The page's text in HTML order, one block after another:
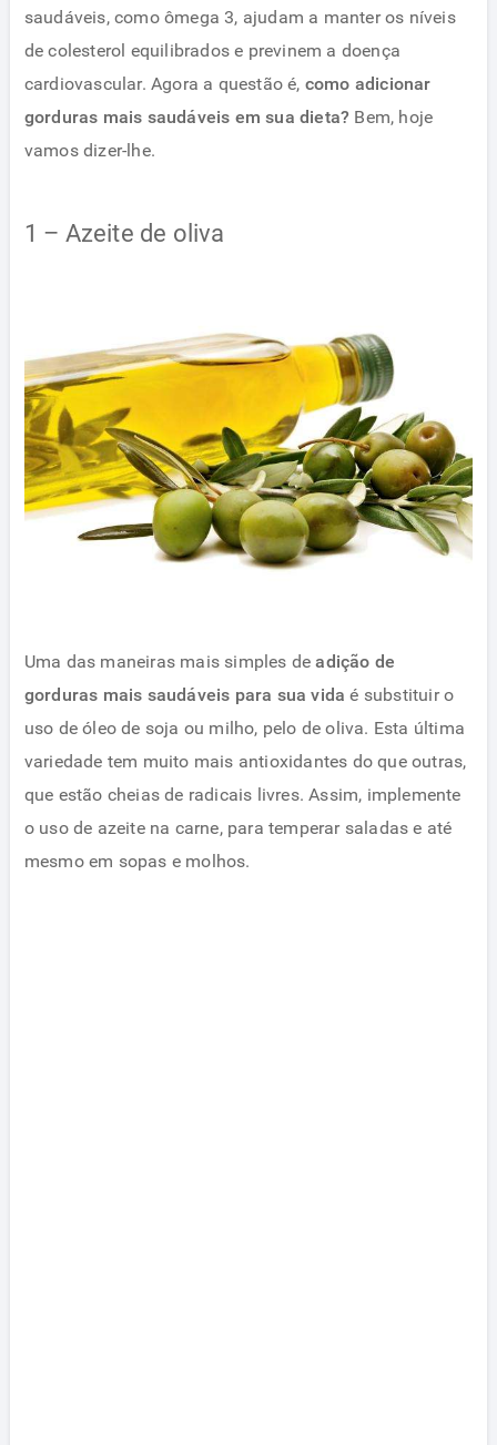
saudáveis, como ômega 3, ajudam a manter os níveis
de colesterol equilibrados e previnem a doença
cardiovascular. Agora a questão é, como adicionar
gorduras mais saudáveis em sua dieta? Bem, hoje
vamos dizer-lhe.
1 – Azeite de oliva
Uma das maneiras mais simples deadição de
gorduras mais saudáveis ​​para sua vida é substituir o
uso de óleo de soja ou milho, pelo de oliva. Esta última
variedade tem muito mais antioxidantes do que outras,
que estão cheias de radicais livres. Assim, implemente
o uso de azeite na carne, para temperar saladas e até
mesmo em sopas e molhos.